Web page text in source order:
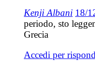
Kenji Albani 18/
periodo, sto
Grecia
Accedi per